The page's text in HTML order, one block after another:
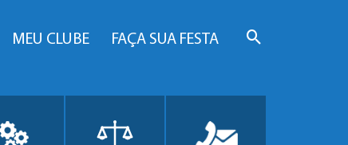
MEU CLUBE FAÇA SUA FESTA